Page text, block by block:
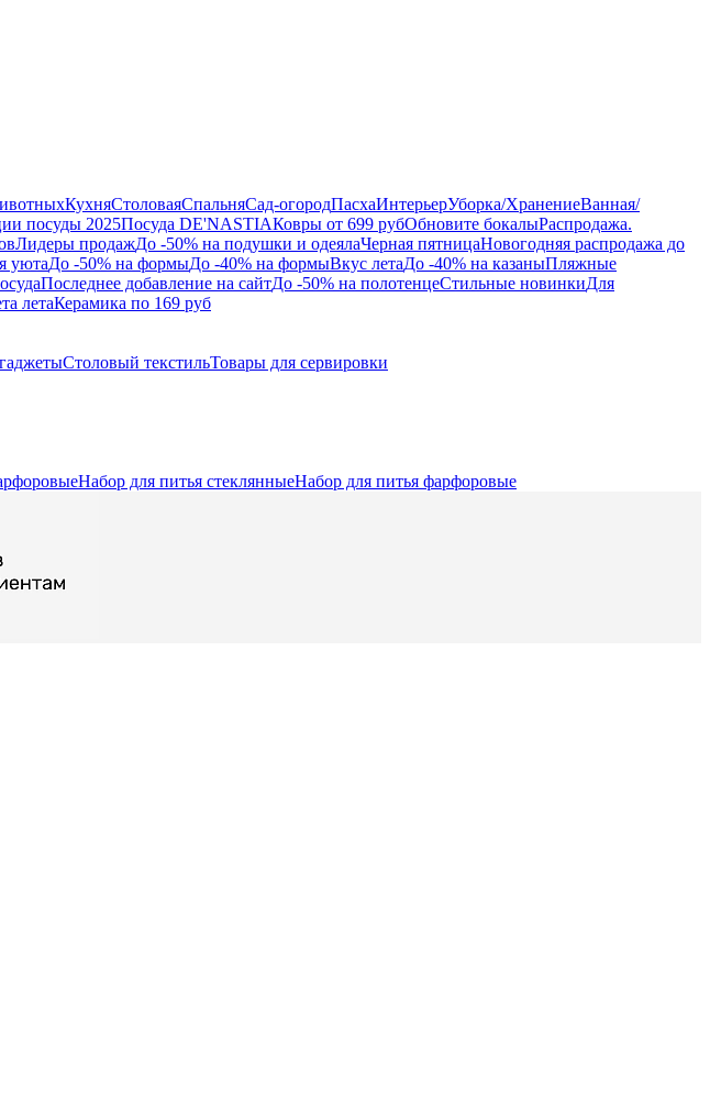
КухняСтоловаяСпальняСад-огородПасхаИнтерьерУборка/ХранениеВанная/
посуды 2025Посуда DE'NASTIAКовры от 699 рубОбновите бокалыРаспродажа.
Лидеры продажДо -50% на подушки и одеялаЧерная пятницаНовогодняя распродажа до
уютаДо -50% на формыДо -40% на формыВкус летаДо -40% на казаныПляжные
Последнее добавление на сайтДо -50% на полотенцеСтильные новинкиДля
летаКерамика по 169 руб
Столовый текстильТовары для сервировки
Набор для питья стеклянныеНабор для питья фарфоровые